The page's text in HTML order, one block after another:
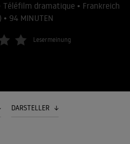
Téléfilm dramatique • Frankreich
• 94 MINUTEN
Lesermeinung
DARSTELLER